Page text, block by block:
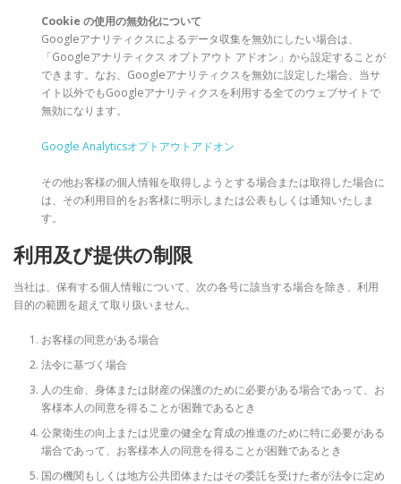
Cookie の使用の無効化について
Googleアナリティクスによるデータ収集を無効にしたい場合は、
「Googleアナリティクス オプトアウト アドオン」から設定することが
できます。なお、Googleアナリティクスを無効に設定した場合、当サ
イト以外でもGoogleアナリティクスを利用する全てのウェブサイトで
無効になります。
Google Analyticsオプトアウトアドオン
その他お客様の個人情報を取得しようとする場合または取得した場合に
は、その利用目的をお客様に明示しまたは公表もしくは通知いたしま
す。
利用及び提供の制限
当社は、保有する個人情報について、次の各号に該当する場合を除き、利用
目的の範囲を超えて取り扱いません。
お客様の同意がある場合
法令に基づく場合
人の生命、身体または財産の保護のために必要がある場合であって、お
客様本人の同意を得ることが困難であるとき
公衆衛生の向上または児童の健全な育成の推進のために特に必要がある
場合であって、お客様本人の同意を得ることが困難であるとき
国の機関もしくは地方公共団体またはその委託を受けた者が法令に定め